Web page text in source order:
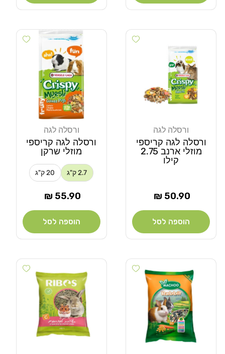
Add wishlist
ורסלה לגה
ורסלה לגה קריספי
מוזלי ארנב 2.75
קילו
מחיר
50.90 ₪
הוספה לסל
wishlist
ורסלה לגה
ורסלה לגה קריספי
מוזלי שרקן
2.7 ק"ג 20 ק"ג
מחיר
55.90 ₪
הוספה לסל
Add wishlist
wishlist